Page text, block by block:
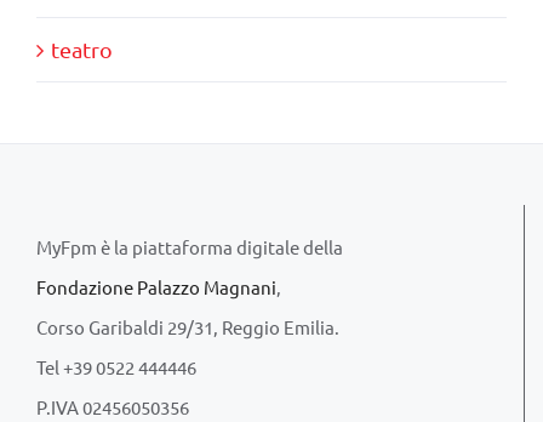
teatro
MyFpm è la piattaforma digitale della
Fondazione Palazzo Magnani,
Corso Garibaldi 29/31, Reggio Emilia.
Tel +39 0522 444446
P.IVA 02456050356